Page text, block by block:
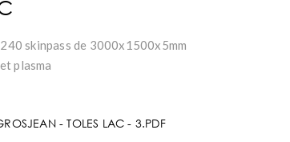
skinpass de 3000x1500x5mm
plasma
- TOLES LAC - 3.PDF